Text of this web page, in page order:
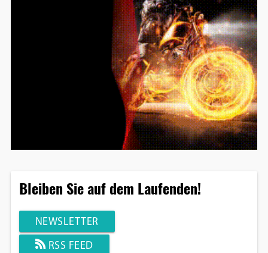
Bleiben Sie auf dem Laufenden!
NEWSLETTER
RSS FEED